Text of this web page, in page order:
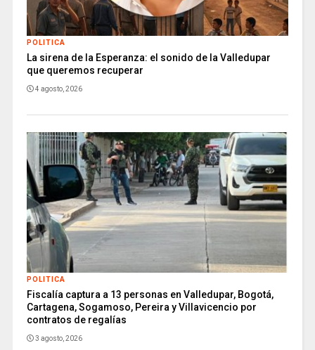
POLITICA
La sirena de la Esperanza: el sonido de la Valledupar
que queremos recuperar
4 agosto, 2026
POLITICA
Fiscalía captura a 13 personas en Valledupar, Bogotá,
Cartagena, Sogamoso, Pereira y Villavicencio por
contratos de regalías
3 agosto, 2026